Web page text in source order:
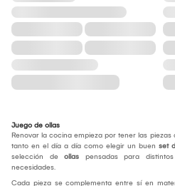
Juego de ollas
Renovar la cocina empieza por tener las
tanto en el día a día como elegir un buen set
selección de ollas pensadas para
necesidades.
Cada pieza se complementa entre sí en